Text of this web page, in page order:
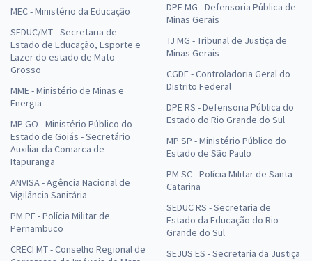
MEC - Ministério da Educação
SEDUC/MT - Secretaria de
Estado de Educação, Esporte e
Lazer do estado de Mato
Grosso
MME - Ministério de Minas e
Energia
MP GO - Ministério Público do
Estado de Goiás - Secretário
Auxiliar da Comarca de
Itapuranga
ANVISA - Agência Nacional de
Vigilância Sanitária
PM PE - Polícia Militar de
Pernambuco
CRECI MT - Conselho Regional de
DPE MG - Defensoria Pública de
Minas Gerais
TJ MG - Tribunal de Justiça de
Minas Gerais
CGDF - Controladoria Geral do
Distrito Federal
DPE RS - Defensoria Pública do
Estado do Rio Grande do Sul
MP SP - Ministério Público do
Estado de São Paulo
PM SC - Polícia Militar de Santa
Catarina
SEDUC RS - Secretaria de
Estado da Educação do Rio
Grande do Sul
SEJUS ES - Secretaria da Justiça